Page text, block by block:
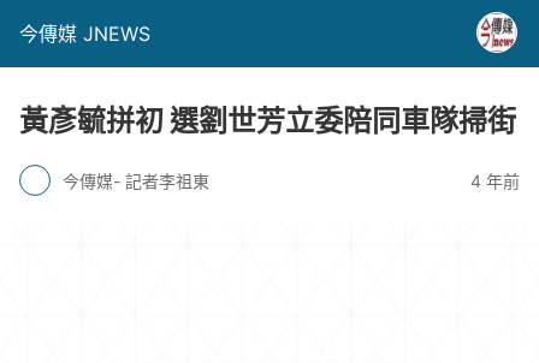
今傳媒 JNEWS
黃彥毓拼初 選劉世芳立委陪同車隊掃街
今傳媒- 記者李祖東 4 年前